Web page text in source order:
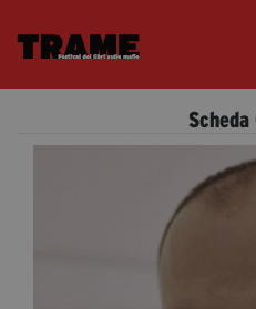
Trame.15
Media & Press